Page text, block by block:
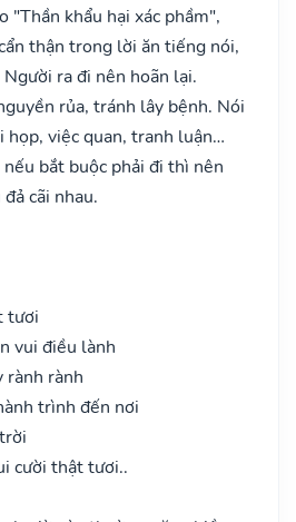
"Thần khẩu hại xác phầm",
thận trong lời ăn tiếng nói,
ra đi nên hoãn lại.
rủa, tránh lây bệnh. Nói
họp, việc quan, tranh luận…
bắt buộc phải đi thì nên
cãi nhau.
tươi
vui điều lành
rành rành
trình đến nơi
cười thật tươi..